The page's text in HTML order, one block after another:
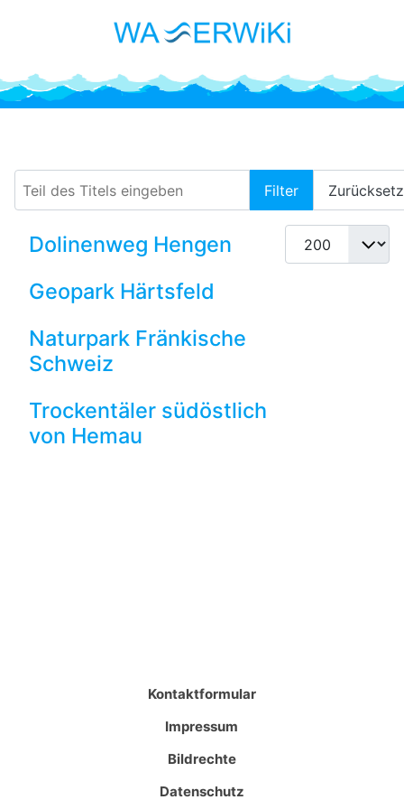
Filter
Anzeige #
Dolinenweg Hengen
Geopark Härtsfeld
Naturpark Fränkische
Schweiz
Trockentäler südöstlich
von Hemau
Kontaktformular
Impressum
Bildrechte
Datenschutz